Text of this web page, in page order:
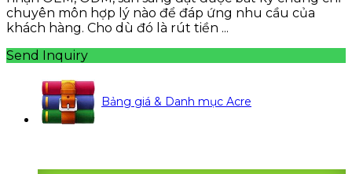
chuyên môn hợp lý nào để đáp ứng nhu cầu của
khách hàng. Cho dù đó là rút tiền ...
Send Inquiry
Bảng giá & Danh mục Acre